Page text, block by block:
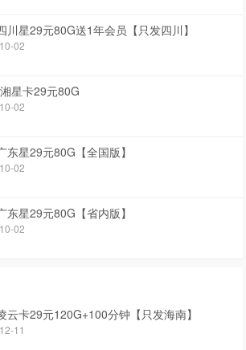
川星29元80G送1年会员【只发四川】
02
星卡29元80G
02
东星29元80G【全国版】
02
东星29元80G【省内版】
02
云卡29元120G+100分钟【只发海南】
11